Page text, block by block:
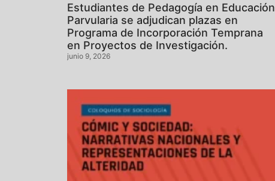
Estudiantes de Pedagogía en Educación
Parvularia se adjudican plazas en
Programa de Incorporación Temprana
en Proyectos de Investigación.
junio 9, 2026